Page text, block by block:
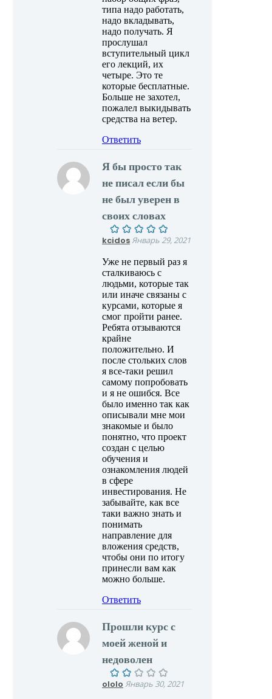
типа надо работать,
надо вкладывать,
надо получать. Я
прослушал
вступительный цикл
его лекций, их
четыре. Это те
которые бесплатные.
Больше не захотел,
пожалел выкидывать
средства на ветер.
Ответить
Я бы просто так
не писал если бы
не был уверен в
своих словах
kcidosЯнварь 29, 2021
Уже не первый раз я
сталкиваюсь с
людьми, которые так
или иначе связаны с
курсами, которые я
смог пройти ранее.
Ребята отзываются
крайне
положительно. И
после стольких слов
я все-таки решил
самому попробовать
и я не ошибся. Все
было именно так как
описывали мне мои
знакомые и было
понятно, что проект
создан с целью
обучения и
ознакомления людей
в сфере
инвестирования. Не
забывайте, как все
таки важно знать и
понимать
направление для
вложения средств,
чтобы они по итогу
принесли вам как
можно больше.
Ответить
Прошли курс с
моей женой и
недоволен
ololo Январь 30, 2021